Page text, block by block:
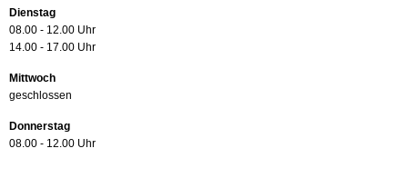
Dienstag
08.00 - 12.00 Uhr
14.00 - 17.00 Uhr
Mittwoch
geschlossen
Donnerstag
08.00 - 12.00 Uhr